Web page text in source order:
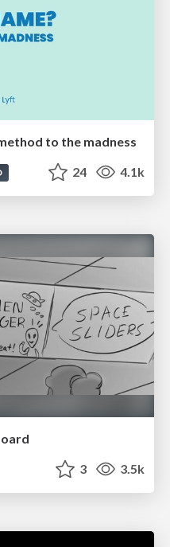
to the madness
24 4.1k
3 3.5k